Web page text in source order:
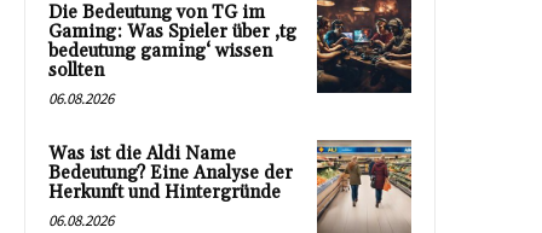
Die Bedeutung von TG im
Gaming: Was Spieler über ‚tg
bedeutung gaming‘ wissen
sollten
06.08.2026
Was ist die Aldi Name
Bedeutung? Eine Analyse der
Herkunft und Hintergründe
06.08.2026